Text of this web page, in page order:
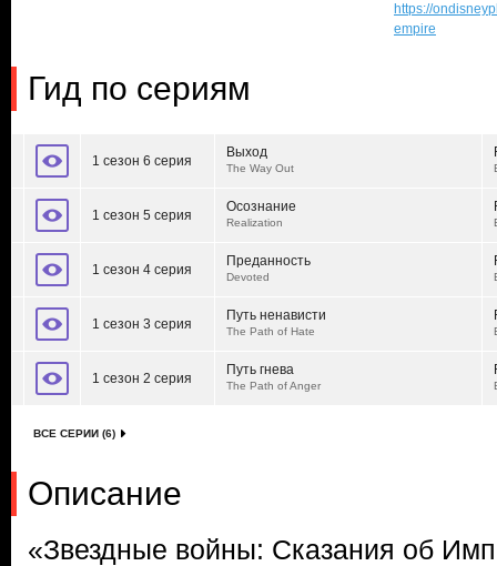
https://
empire
Гид по сериям
1 сезон 6 серия
Выход
The Way Out
1 сезон 5 серия
Осознание
Realization
1 сезон 4 серия
Преданность
Devoted
1 сезон 3 серия
Путь ненависти
The Path of Hate
1 сезон 2 серия
Путь гнева
The Path of Anger
ВСЕ СЕРИИ (6)
Описание
«Звездные войны: Сказания об